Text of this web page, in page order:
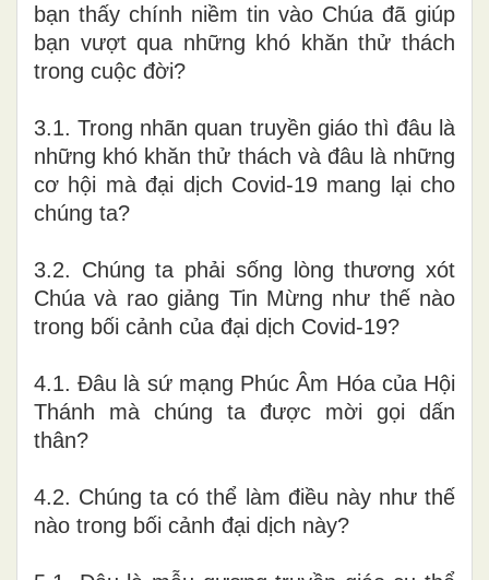
bạn thấy chính niềm tin vào Chúa đã giúp
bạn vượt qua những khó khăn thử thách
trong cuộc đời?
3.1. Trong nhãn quan truyền giáo thì đâu là
những khó khăn thử thách và đâu là những
cơ hội mà đại dịch Covid-19 mang lại cho
chúng ta?
3.2. Chúng ta phải sống lòng thương xót
Chúa và rao giảng Tin Mừng như thế nào
trong bối cảnh của đại dịch Covid-19?
4.1. Đâu là sứ mạng Phúc Âm Hóa của Hội
Thánh mà chúng ta được mời gọi dấn
thân?
4.2. Chúng ta có thể làm điều này như thế
nào trong bối cảnh đại dịch này?